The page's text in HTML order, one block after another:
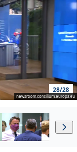
28/28
newsroom.consilium.europa.eu